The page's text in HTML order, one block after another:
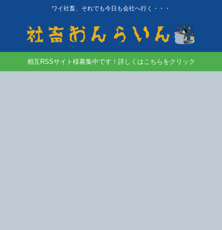
ワイ社畜、それでも今日も会社へ行く・・・
相互RSSサイト様募集中です！詳しくはこちらをクリック